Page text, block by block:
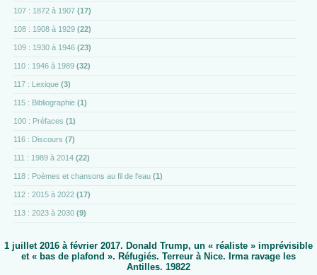
107 : 1872 à 1907 (17)
108 : 1908 à 1929 (22)
109 : 1930 à 1946 (23)
110 : 1946 à 1989 (32)
117 : Lexique (3)
115 : Bibliographie (1)
100 : Préfaces (1)
116 : Discours (7)
111 : 1989 à 2014 (22)
118 : Poèmes et chansons au fil de l'eau (1)
112 : 2015 à 2022 (17)
113 : 2023 à 2030 (9)
1 juillet 2016 à février 2017. Donald Trump, un « réaliste » imprévisible
et « bas de plafond ». Réfugiés. Terreur à Nice. Irma ravage les
Antilles. 19822